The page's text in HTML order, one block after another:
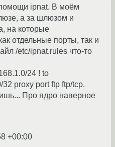
ipnat. В моём
а за шлюзом и
на которые
отдельные порты, так и
/etc/ipnat.rules что-то
24 ! to
proxy port ftp ftp/tcp.
Про ядро наверное
+00:00